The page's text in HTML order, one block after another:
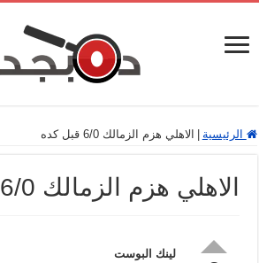
الرئيسية الاهلي هزم الزمالك 6/0 قبل كده
الاهلي هزم الزمالك 6/0 قبل كده
لينك البوست